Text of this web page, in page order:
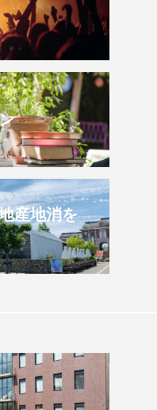
【放課後ラジオ！】8
配信 県立有馬高校
学校農業クラブ連盟大
2026.08.04

産地消を